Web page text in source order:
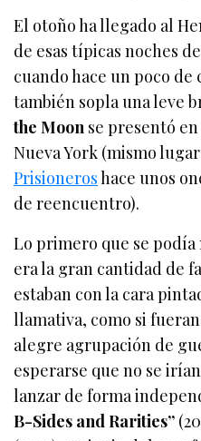
El otoño ha llegado al
de esas típicas noches
cuando hace un poco de
también sopla una leve
the Moon se presentó
Nueva York (mismo
Prisioneroshace unos
de reencuentro).
Lo primero que se
era la gran cantidad de
estaban con la cara
llamativa, como si
alegre agrupación de
esperarse que no se
lanzar de forma
B-Sides and Rarities”